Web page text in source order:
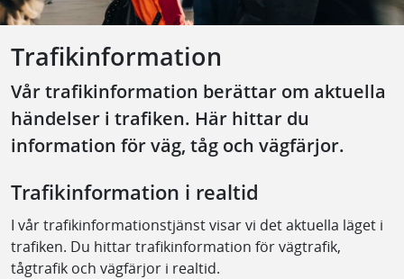
Trafikinformation
Vår trafikinformation berättar om aktuella
händelser i trafiken. Här hittar du
information för väg, tåg och vägfärjor.
Trafikinformation i realtid
I vår trafikinformationstjänst visar vi det aktuella läget i
trafiken. Du hittar trafikinformation för vägtrafik,
tågtrafik och vägfärjor i realtid.